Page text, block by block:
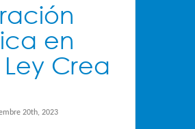
en
Crea
20th, 2023